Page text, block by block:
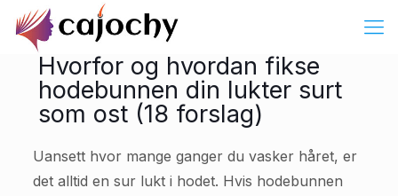
Hvorfor og hvordan fikse
hodebunnen din lukter surt
som ost (18 forslag)
Uansett hvor mange ganger du vasker håret, er
det alltid en sur lukt i hodet. Hvis hodebunnen